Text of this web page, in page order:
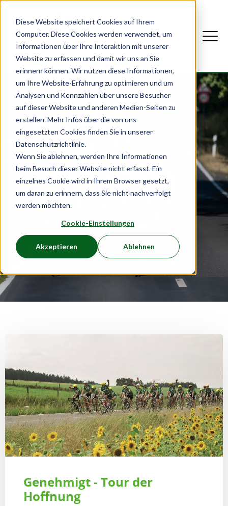
Diese Website speichert Cookies auf Ihrem
Computer. Diese Cookies werden verwendet, um
Informationen über Ihre Interaktion mit unserer
Website zu erfassen und damit wir uns an Sie
erinnern können. Wir nutzen diese Informationen,
um Ihre Website-Erfahrung zu optimieren und um
Analysen und Kennzahlen über unsere Besucher
auf dieser Website und anderen Medien-Seiten zu
erstellen. Mehr Infos über die von uns
eingesetzten Cookies finden Sie in unserer
Datenschutzrichtlinie.
Wenn Sie ablehnen, werden Ihre Informationen
beim Besuch dieser Website nicht erfasst. Ein
einzelnes Cookie wird in Ihrem Browser gesetzt,
um daran zu erinnern, dass Sie nicht nachverfolgt
werden möchten.
Cookie-Einstellungen
Akzeptieren Ablehnen
Aktuelles
Genehmigt - Tour der
Hoffnung